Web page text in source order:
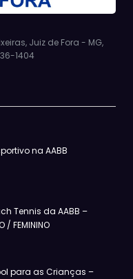
Juiz de Fora - MG,
1404
na AABB
Tennis da AABB –
/ FEMININO
para as Crianças –